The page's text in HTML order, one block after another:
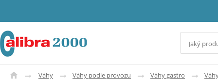
Váhy Váhy podle provozu Váhy gastro